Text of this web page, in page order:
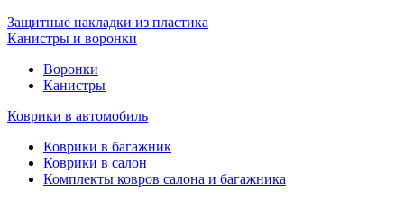
Защитные накладки из пластика
Канистры и воронки
Воронки
Канистры
Коврики в автомобиль
Коврики в багажник
Коврики в салон
Комплекты ковров салона и багажника